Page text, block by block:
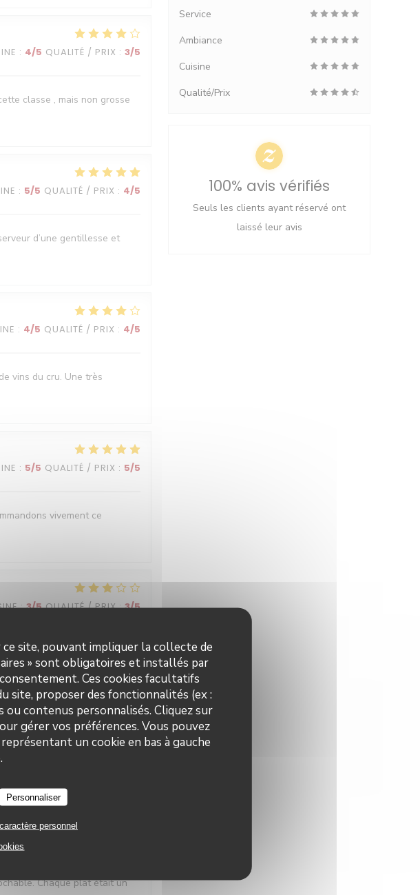
site, pouvant impliquer la collecte de
» sont obligatoires et installés par
Ces cookies facultatifs
site, proposer des fonctionnalités (ex :
ou contenus personnalisés. Cliquez sur
gérer vos préférences. Vous pouvez
un cookie en bas à gauche
Personnaliser
personnel
: 4/5 QUALITÉ / PRIX : 3/5
classe , mais non grosse
: 5/5 QUALITÉ / PRIX : 4/5
d’une gentillesse et
: 4/5 QUALITÉ / PRIX : 4/5
vins du cru. Une très
: 5/5 QUALITÉ / PRIX : 5/5
vivement ce
: 3/5 QUALITÉ / PRIX: 3/5
: 5/5 QUALITÉ / PRIX: 5/5
and location fabulous.
: 5/5 QUALITÉ / PRIX
était réuni pour vivre une
raffinée mettant en
Chaque plat était un
Service
Ambiance
Cuisine
Qualité/Prix
100% avis vérifiés
Seuls les clients ayant réservé ont
laissé leur avis